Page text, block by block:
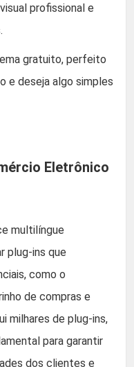
profissional e
gratuito, perfeito
e deseja algo simples
Eletrônico
multilíngue
plug-ins que
como o
de compras e
milhares de plug-ins,
para garantir
dos clientes e